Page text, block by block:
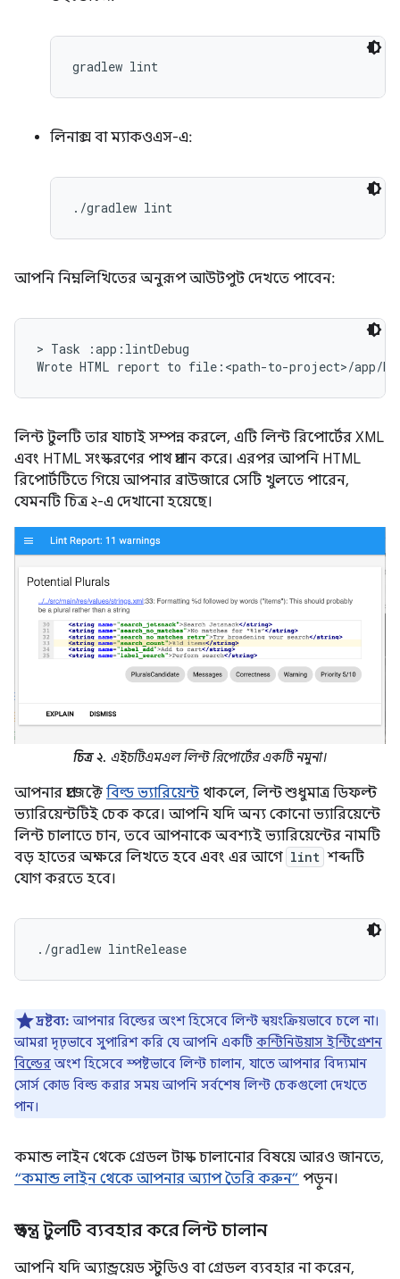
লিনাক্স বা ম্যাকওএস-এ:
আপনি নিম্নলিখিতের অনুরূপ আউটপুট দেখতে পাবেন:
> Task :app:lintDebug
লিন্ট টুলটি তার যাচাই সম্পন্ন করলে, এটি লিন্ট রিপোর্টের XML
এবং HTML সংস্করণের পাথ প্রদান করে। এরপর আপনি HTML
রিপোর্টটিতে গিয়ে আপনার ব্রাউজারে সেটি খুলতে পারেন,
যেমনটি চিত্র ২-এ দেখানো হয়েছে।
চিত্র ২. এইচটিএমএল লিন্ট রিপোর্টের একটি নমুনা।
আপনার প্রজেক্টে বিল্ড ভ্যারিয়েন্ট থাকলে, লিন্ট শুধুমাত্র ডিফল্ট
ভ্যারিয়েন্টটিই চেক করে। আপনি যদি অন্য কোনো ভ্যারিয়েন্টে
লিন্ট চালাতে চান, তবে আপনাকে অবশ্যই ভ্যারিয়েন্টের নামটি
বড় হাতের অক্ষরে লিখতে হবে এবং এর আগে lint শব্দটি
যোগ করতে হবে।
দ্রষ্টব্য: আপনার বিল্ডের অংশ হিসেবে লিন্ট স্বয়ংক্রিয়ভাবে চলে না।
আমরা দৃঢ়ভাবে সুপারিশ করি যে আপনি একটি কন্টিনিউয়াস ইন্টিগ্রেশন
বিল্ডেরঅংশ হিসেবে স্পষ্টভাবে লিন্ট চালান, যাতে আপনার বিদ্যমান
সোর্স কোড বিল্ড করার সময় আপনি সর্বশেষ লিন্ট চেকগুলো দেখতে
পান।
কমান্ড লাইন থেকে গ্রেডল টাস্ক চালানোর বিষয়ে আরও জানতে,
“কমান্ড লাইন থেকে আপনার অ্যাপ তৈরি করুন” পড়ুন।
স্বতন্ত্র টুলটি ব্যবহার করে লিন্ট চালান
আপনি যদি অ্যান্ড্রয়েড স্টুডিও বা গ্রেডল ব্যবহার না করেন,